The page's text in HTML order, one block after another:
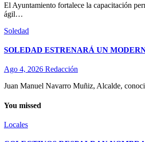
El Ayuntamiento fortalece la capacitación
ágil…
Soledad
SOLEDAD ESTRENARÁ UN
Ago 4, 2026 Redacción
Juan Manuel Navarro Muñiz, Alcalde,
You missed
Locales